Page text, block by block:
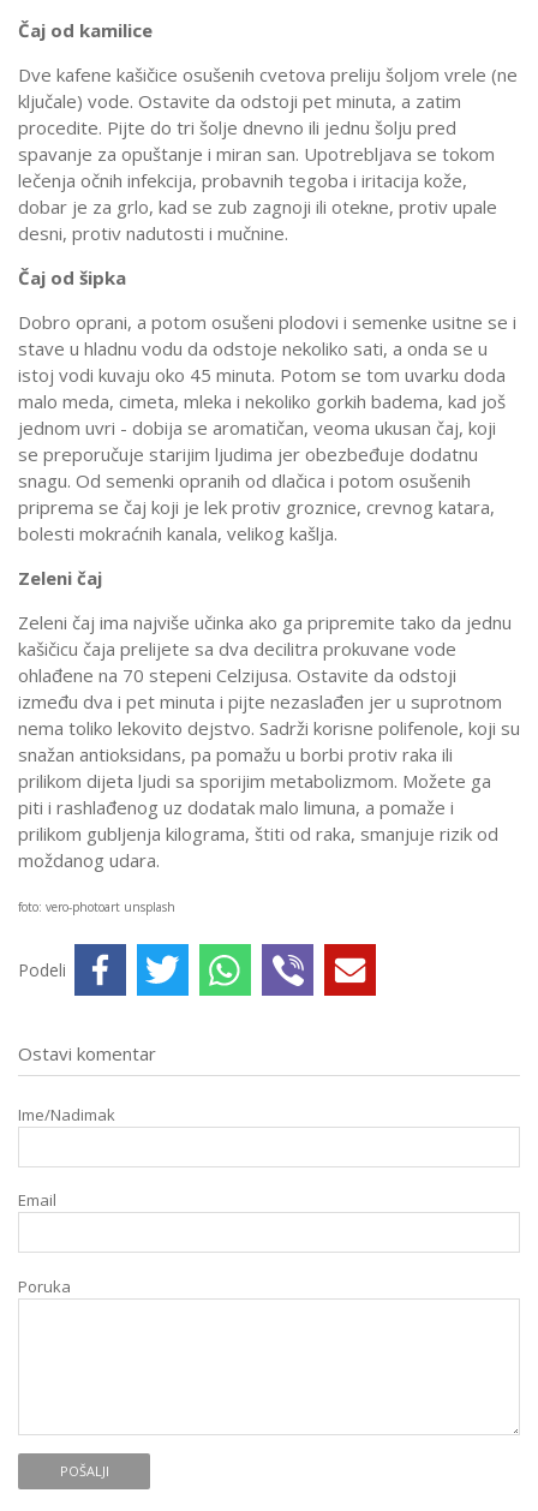
Čaj od kamilice
Dve kafene kašičice osušenih cvetova preliju šoljom vrele (ne
ključale) vode. Ostavite da odstoji pet minuta, a zatim
procedite. Pijte do tri šolje dnevno ili jednu šolju pred
spavanje za opuštanje i miran san. Upotrebljava se tokom
lečenja očnih infekcija, probavnih tegoba i iritacija kože,
dobar je za grlo, kad se zub zagnoji ili otekne, protiv upale
desni, protiv nadutosti i mučnine.
Čaj od šipka
Dobro oprani, a potom osušeni plodovi i semenke usitne se i
stave u hladnu vodu da odstoje nekoliko sati, a onda se u
istoj vodi kuvaju oko 45 minuta. Potom se tom uvarku doda
malo meda, cimeta, mleka i nekoliko gorkih badema, kad još
jednom uvri - dobija se aromatičan, veoma ukusan čaj, koji
se preporučuje starijim ljudima jer obezbeđuje dodatnu
snagu. Od semenki opranih od dlačica i potom osušenih
priprema se čaj koji je lek protiv groznice, crevnog katara,
bolesti mokraćnih kanala, velikog kašlja.
Zeleni čaj
Zeleni čaj ima najviše učinka ako ga pripremite tako da jednu
kašičicu čaja prelijete sa dva decilitra prokuvane vode
ohlađene na 70 stepeni Celzijusa. Ostavite da odstoji
između dva i pet minuta i pijte nezaslađen jer u suprotnom
nema toliko lekovito dejstvo. Sadrži korisne polifenole, koji su
snažan antioksidans, pa pomažu u borbi protiv raka ili
prilikom dijeta ljudi sa sporijim metabolizmom. Možete ga
piti i rashlađenog uz dodatak malo limuna, a pomaže i
prilikom gubljenja kilograma, štiti od raka, smanjuje rizik od
moždanog udara.
foto: vero-photoart unsplash
Podeli
Ostavi komentar
Ime/Nadimak
Email
Poruka
POŠALJI